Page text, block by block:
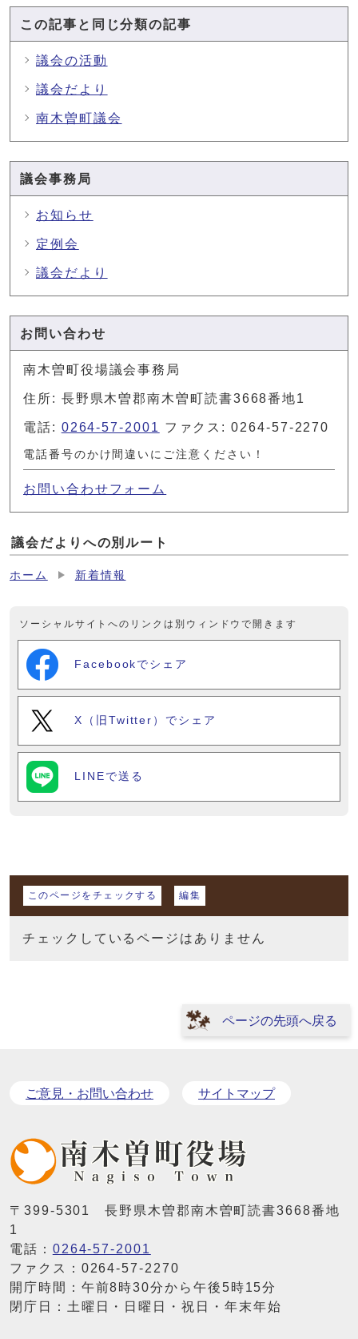
この記事と同じ分類の記事
議会の活動
議会だより
南木曽町議会
議会事務局
お知らせ
定例会
議会だより
お問い合わせ
南木曽町役場議会事務局
住所: 長野県木曽郡南木曽町読書3668番地1
電話: 0264-57-2001 ファクス: 0264-57-2270
電話番号のかけ間違いにご注意ください！
お問い合わせフォーム
議会だよりへの別ルート
ホーム 新着情報
ソーシャルサイトへのリンクは別ウィンドウで開きます
Facebookでシェア
X（旧Twitter）でシェア
LINEで送る
マイページ
このページをチェックする 編集
チェックしているページはありません
ページの先頭へ戻る
ご意見・お問い合わせ サイトマップ
〒399-5301 長野県木曽郡南木曽町読書3668番地
1
電話： 0264-57-2001
ファクス：0264-57-2270
開庁時間：午前8時30分から午後5時15分
閉庁日：土曜日・日曜日・祝日・年末年始